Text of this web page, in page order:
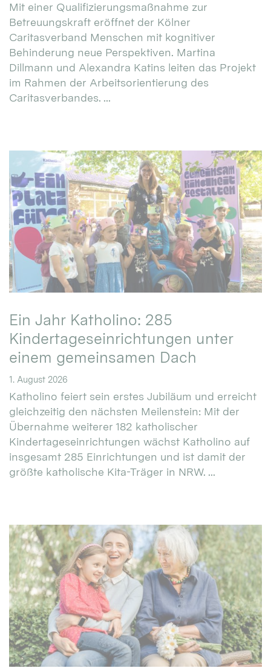
Mit einer Qualifizierungsmaßnahme zur
Betreuungskraft eröffnet der Kölner
Caritasverband Menschen mit kognitiver
Behinderung neue Perspektiven. Martina
Dillmann und Alexandra Katins leiten das Projekt
im Rahmen der Arbeitsorientierung des
Caritasverbandes. ...
Ein Jahr Katholino: 285
Kindertageseinrichtungen unter
einem gemeinsamen Dach
1. August 2026
Katholino feiert sein erstes Jubiläum und erreicht
gleichzeitig den nächsten Meilenstein: Mit der
Übernahme weiterer 182 katholischer
Kindertageseinrichtungen wächst Katholino auf
insgesamt 285 Einrichtungen und ist damit der
größte katholische Kita-Träger in NRW. ...